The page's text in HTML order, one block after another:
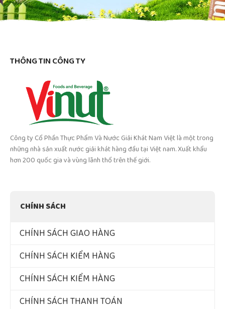
THÔNG TIN CÔNG TY
Công ty Cổ Phần Thực Phẩm Và Nước Giải Khát Nam Việt là một trong
những nhà sản xuất nước giải khát hàng đầu tại Việt nam. Xuất khẩu
hơn 200 quốc gia và vùng lãnh thổ trên thế giới.
CHÍNH SÁCH
CHÍNH SÁCH GIAO HÀNG
CHÍNH SÁCH KIỂM HÀNG
CHÍNH SÁCH KIỂM HÀNG
CHÍNH SÁCH THANH TOÁN